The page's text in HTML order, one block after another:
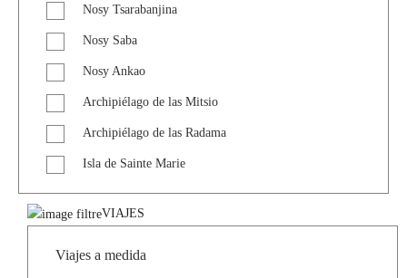
Nosy Tsarabanjina
Nosy Saba
Nosy Ankao
Archipiélago de las Mitsio
Archipiélago de las Radama
Isla de Sainte Marie
VIAJES